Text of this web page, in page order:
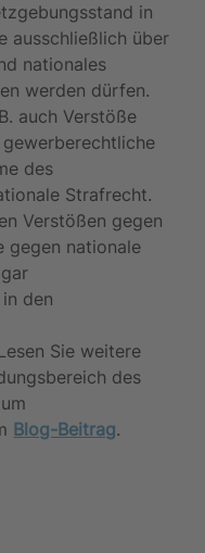
in
ausschließlich über
nationales
werden dürfen.
auch Verstöße
des
Strafrecht.
Verstößen gegen
gegen nationale
den
Sie weitere
des
Blog-Beitrag.